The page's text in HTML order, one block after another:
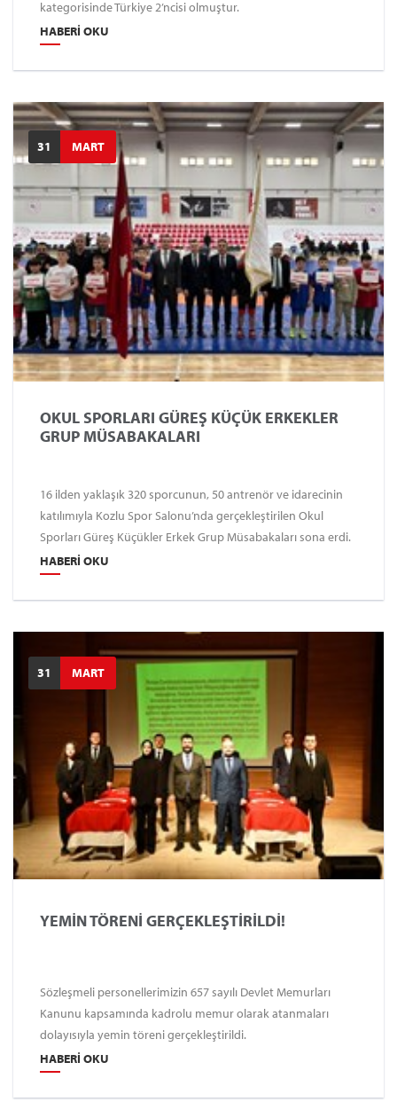
kategorisinde Türkiye 2’ncisi olmuştur.
HABERI OKU
31 MART
OKUL SPORLARI GÜREŞ KÜÇÜK ERKEKLER
GRUP MÜSABAKALARI
16 ilden yaklaşık 320 sporcunun, 50 antrenör ve idarecinin
katılımıyla Kozlu Spor Salonu’nda gerçekleştirilen Okul
Sporları Güreş Küçükler Erkek Grup Müsabakaları sona erdi.
HABERI OKU
31 MART
YEMİN TÖRENİ GERÇEKLEŞTİRİLDİ!
Sözleşmeli personellerimizin 657 sayılı Devlet Memurları
Kanunu kapsamında kadrolu memur olarak atanmaları
dolayısıyla yemin töreni gerçekleştirildi.
HABERI OKU